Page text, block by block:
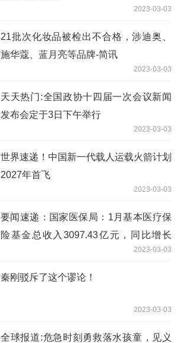
2023-03-03
21批次化妆品被检出不合格，涉迪奥、
施华蔻、蓝月亮等品牌-简讯
2023-03-03
天天热门:全国政协十四届一次会议新闻
发布会定于3日下午举行
2023-03-03
世界速递！中国新一代载人运载火箭计划
2027年首飞
2023-03-03
要闻速递：国家医保局：1月基本医疗保
险基金总收入3097.43亿元，同比增长
2023-03-03
秦刚驳斥了这个谬论！
2023-03-03
全球报道:危急时刻勇救落水孩童，见义